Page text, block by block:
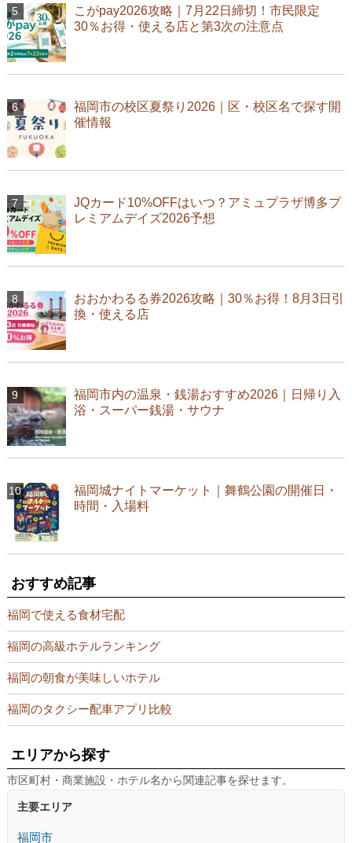
こがpay2026攻略｜7月22日締切！市民限定
30％お得・使える店と第3次の注意点
福岡市の校区夏祭り2026｜区・校区名で探す開
催情報
JQカード10%OFFはいつ？アミュプラザ博多プ
レミアムデイズ2026予想
おおかわるる券2026攻略｜30％お得！8月3日引
換・使える店
福岡市内の温泉・銭湯おすすめ2026｜日帰り入
浴・スーパー銭湯・サウナ
福岡城ナイトマーケット｜舞鶴公園の開催日・
時間・入場料
おすすめ記事
福岡で使える食材宅配
福岡の高級ホテルランキング
福岡の朝食が美味しいホテル
福岡のタクシー配車アプリ比較
エリアから探す
市区町村・商業施設・ホテル名から関連記事を探せます。
主要エリア
福岡市